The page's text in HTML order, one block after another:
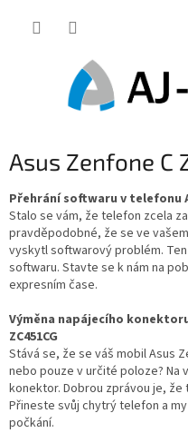
Asus Zenfone C
Přehrání softwaru v telefonu
Stalo se vám, že telefon zcela
pravděpodobné, že se ve
vyskytl softwarový problém.
softwaru. Stavte se k nám na
expresním čase.
Výměna napájecího
ZC451CG
Stává se, že se váš mobil Asus
nebo pouze v určité poloze? Na
konektor. Dobrou zprávou je,
Přineste svůj chytrý telefon a
počkání.